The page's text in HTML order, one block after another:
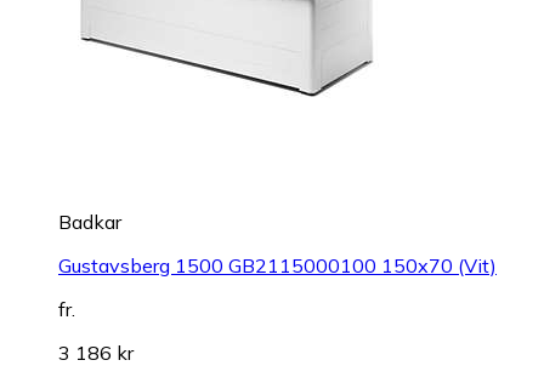
Badkar
Gustavsberg 1500 GB2115000100 150x70 (Vit)
fr.
3 186 kr